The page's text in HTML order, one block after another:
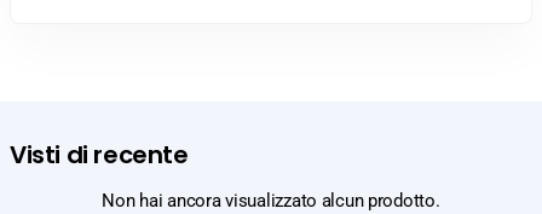
Visti di recente
Non hai ancora visualizzato alcun prodotto.